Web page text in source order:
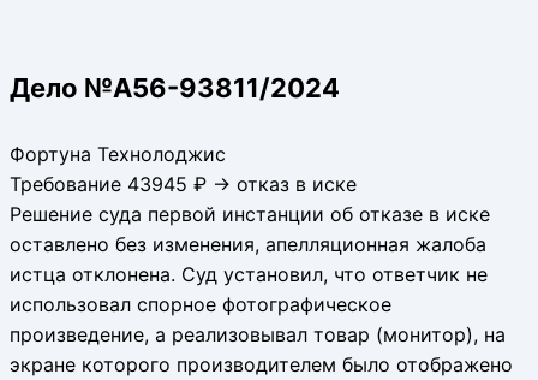
Дело №А56-93811/2024
Фортуна Технолоджис
Требование 43945 ₽ → отказ в иске
Решение суда первой инстанции об отказе в иске
оставлено без изменения, апелляционная жалоба
истца отклонена. Суд установил, что ответчик не
использовал спорное фотографическое
произведение, а реализовывал товар (монитор), на
экране которого производителем было отображено